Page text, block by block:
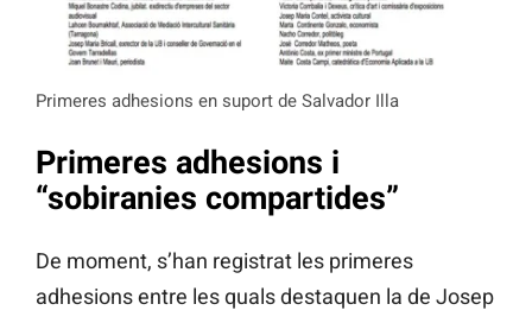
Primeres adhesions en suport de Salvador Illa
Primeres adhesions i
“sobiranies compartides”
De moment, s’han registrat les primeres
adhesions entre les quals destaquen la de Josep